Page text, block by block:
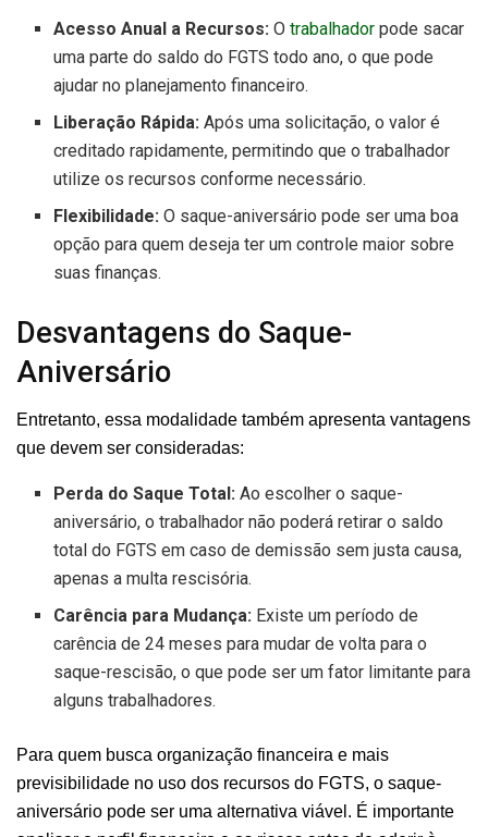
Acesso Anual a Recursos: O trabalhador pode sacar
uma parte do saldo do FGTS todo ano, o que pode
ajudar no planejamento financeiro.
Liberação Rápida: Após uma solicitação, o valor é
creditado rapidamente, permitindo que o trabalhador
utilize os recursos conforme necessário.
Flexibilidade: O saque-aniversário pode ser uma boa
opção para quem deseja ter um controle maior sobre
suas finanças.
Desvantagens do Saque-
Aniversário
Entretanto, essa modalidade também apresenta vantagens
que devem ser consideradas:
Perda do Saque Total: Ao escolher o saque-
aniversário, o trabalhador não poderá retirar o saldo
total do FGTS em caso de demissão sem justa causa,
apenas a multa rescisória.
Carência para Mudança: Existe um período de
carência de 24 meses para mudar de volta para o
saque-rescisão, o que pode ser um fator limitante para
alguns trabalhadores.
Para quem busca organização financeira e mais
previsibilidade no uso dos recursos do FGTS, o saque-
aniversário pode ser uma alternativa viável. É importante